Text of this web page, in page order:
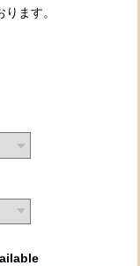
ます。